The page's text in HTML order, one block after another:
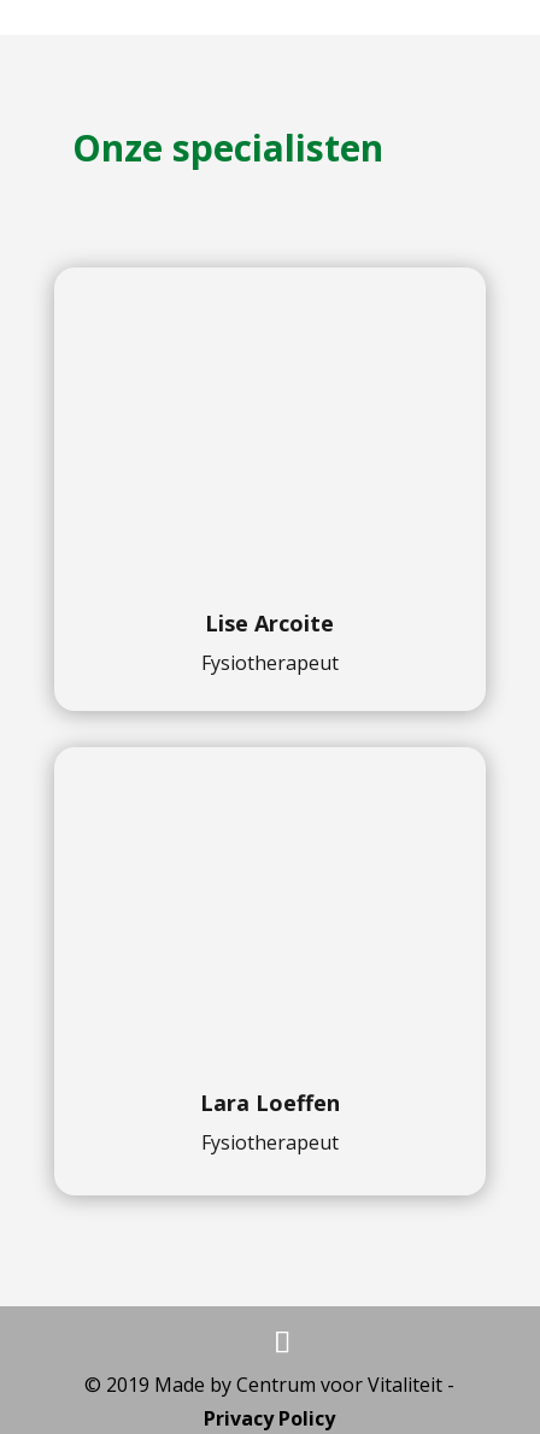
Onze specialisten
Lise Arcoite
Fysiotherapeut
Lara Loeffen
Fysiotherapeut
© 2019 Made by Centrum voor Vitaliteit -
Privacy Policy